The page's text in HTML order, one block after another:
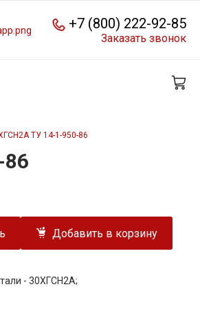
+7 (800) 222-92-85
Заказать звонок
ТУ 14-1-950-86
Добавить в корзину
- 30ХГСН2А;